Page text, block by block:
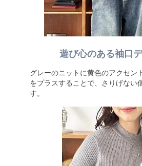
遊び心のある袖口
グレーのニットに黄色のアクセン
をプラスすることで、さりげない
す。